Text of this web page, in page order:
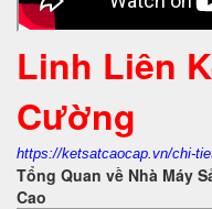
Linh Liên
Cường
https://ketsatcaocap.vn/chi-
Tổng Quan về Nhà Máy
Cao